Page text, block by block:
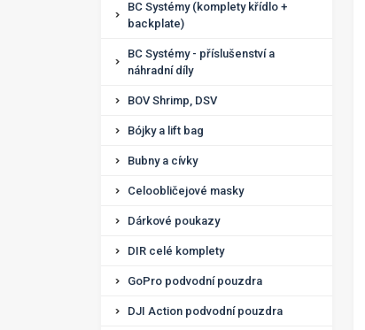
BC Systémy (komplety křídlo +
backplate)
BC Systémy - příslušenství a
náhradní díly
BOV Shrimp, DSV
Bójky a lift bag
Bubny a cívky
Celoobličejové masky
Dárkové poukazy
DIR celé komplety
GoPro podvodní pouzdra
DJI Action podvodní pouzdra